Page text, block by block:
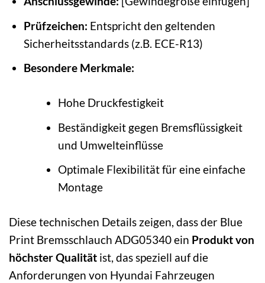
Prüfzeichen: Entspricht den geltenden
Sicherheitsstandards (z.B. ECE-R13)
Besondere Merkmale:
Hohe Druckfestigkeit
Beständigkeit gegen Bremsflüssigkeit
und Umwelteinflüsse
Optimale Flexibilität für eine einfache
Montage
Diese technischen Details zeigen, dass der Blue
Print Bremsschlauch ADG05340 ein Produkt von
höchster Qualität ist, das speziell auf die
Anforderungen von Hyundai Fahrzeugen